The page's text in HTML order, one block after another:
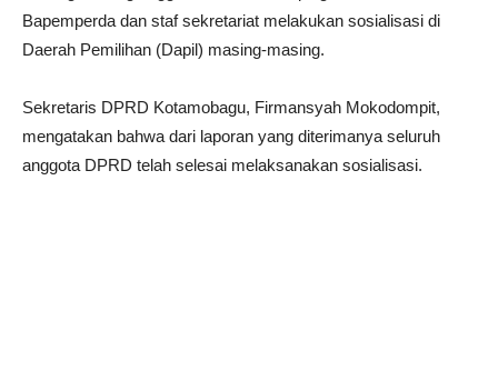
Bapemperda dan staf sekretariat melakukan sosialisasi di
Daerah Pemilihan (Dapil) masing-masing.
Sekretaris DPRD Kotamobagu, Firmansyah Mokodompit,
mengatakan bahwa dari laporan yang diterimanya seluruh
anggota DPRD telah selesai melaksanakan sosialisasi.